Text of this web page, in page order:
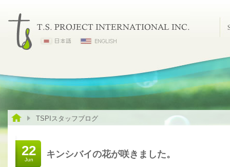
TSPIスタッフブログ
22
Jun
キンシバイの花が咲きました。